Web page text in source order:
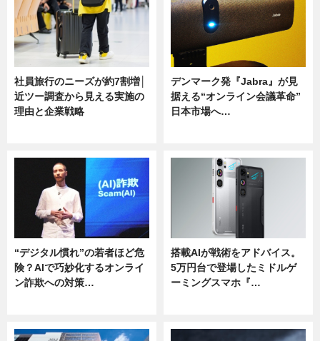
社員旅行のニーズが約7割増│
近ツー調査から見える実施の
理由と企業戦略
デンマーク発『Jabra』が見
据える“オンライン会議革命”
日本市場へ…
“デジタル慣れ”の若者ほど危
険？AIで巧妙化するオンライ
ン詐欺への対策…
搭載AIが戦術をアドバイス。
5万円台で登場したミドルゲ
ーミングスマホ『…